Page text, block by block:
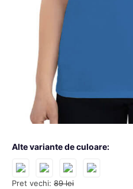
Pret vechi: 89 lei
Alte variante de culoare: